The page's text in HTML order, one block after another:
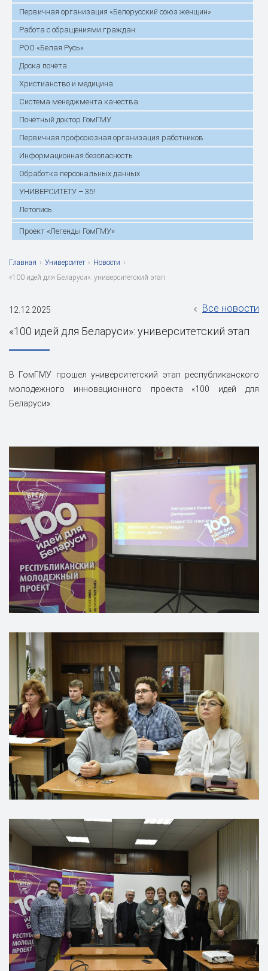
Первичная организация «Белорусский союз женщин»
Работа с обращениями граждан
РОО «Белая Русь»
Доска почёта
Христианство и медицина
Система менеджмента качества
Почётный доктор ГомГМУ
Первичная профсоюзная организация работников
Информационная безопасность
Обработка персональных данных
УНИВЕРСИТЕТУ – 35!
Летопись
Проект «Легенды ГомГМУ»
Главная › Университет › Новости ›
«100 идей для Беларуси»: университетский этап
12.12.2025 Все новости
«100 идей для Беларуси»: университетский этап
В ГомГМУ прошел университетский этап республиканского
молодежного инновационного проекта «100 идей для
Беларуси».